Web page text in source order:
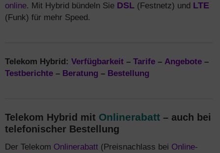
online. Mit Hybrid bündeln Sie DSL (Festnetz) und LTE
(Funk) für mehr Speed.
Telekom Hybrid: Verfügbarkeit – Tarife – Angebote –
Testberichte – Beratung – Bestellung
Telekom Hybrid mit Onlinerabatt – auch bei
telefonischer Bestellung
Der Telekom Onlinerabatt (Preisnachlass bei Online-